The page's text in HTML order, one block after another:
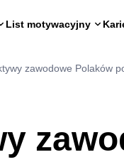
List motywacyjny
zawodowe Polaków